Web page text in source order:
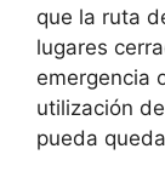
que la ruta
lugares
emergencia
utilización
pueda